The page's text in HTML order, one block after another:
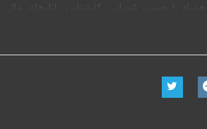
همراه با حسین شیبانی، کارشناس بازارهای